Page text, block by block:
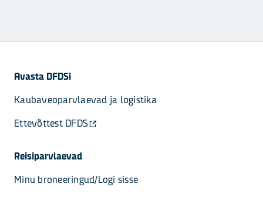
Avasta DFDSi
Kaubaveoparvlaevad ja logistika
Ettevõttest DFDS
Reisiparvlaevad
Minu broneeringud/Logi sisse